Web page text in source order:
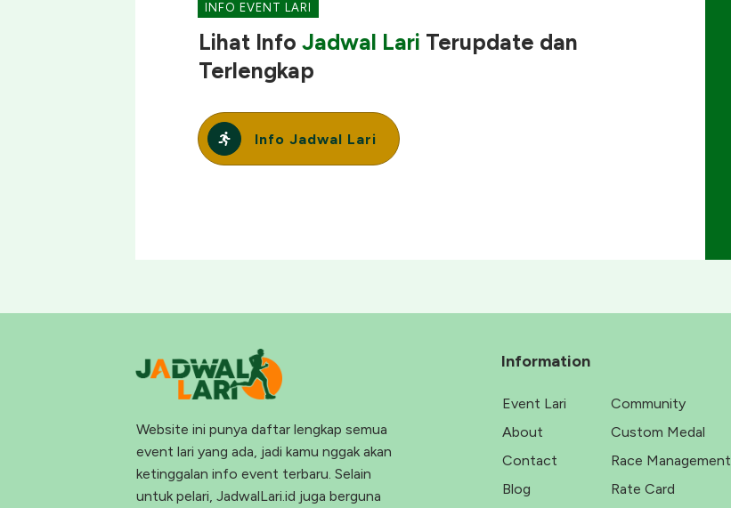
INFO EVENT LARI
Lihat Info Jadwal Lari Terupdate dan
Terlengkap
Info Jadwal Lari
Website ini punya daftar lengkap semua
event lari yang ada, jadi kamu nggak akan
ketinggalan info event terbaru. Selain
untuk pelari, JadwalLari.id juga berguna
Information
Event Lari
About
Contact
Blog
Community
Custom Medal
Race Management
Rate Card